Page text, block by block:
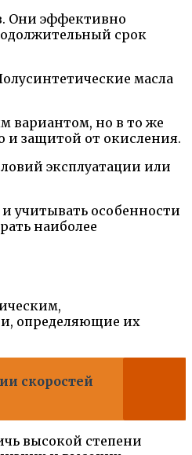
Они эффективно
срок
масла
вариантом, но в то же
и защитой от окисления.
эксплуатации или
учитывать особенности
наиболее
определяющие их
скоростей
высокой степени